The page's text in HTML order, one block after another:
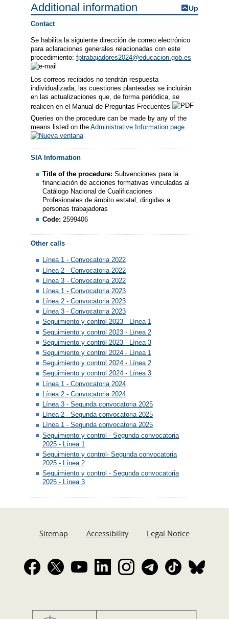
Additional information Up
Contact
Se habilita la siguiente dirección de correo electrónico
para aclaraciones generales relacionadas con este
procedimiento: fptrabajadores2024@educacion.gob.es
Los correos recibidos no tendrán respuesta
individualizada, las cuestiones planteadas se incluirán
en las actualizaciones que, de forma periódica, se
realicen en el Manual de Preguntas Frecuentes
Queries on the procedure can be made by any of the
means listed on the Administrative Information page
SIA Information
Title of the procedure:Subvenciones para la
financiación de acciones formativas vinculadas al
Catálogo Nacional de Cualificaciones
Profesionales de ámbito estatal, dirigidas a
personas trabajadoras
Code: 2599406
Other calls
Línea 1 - Convocatoria 2022
Línea 2 - Convocatoria 2022
Línea 3 - Convocatoria 2022
Línea 1 - Convocatoria 2023
Línea 2 - Convocatoria 2023
Línea 3 - Convocatoria 2023
Seguimiento y control 2023 - Línea 1
Seguimiento y control 2023 - Línea 2
Seguimiento y control 2023 - Línea 3
Seguimiento y control 2024 - Línea 1
Seguimiento y control 2024 - Línea 2
Seguimiento y control 2024 - Línea 3
Línea 1 - Convocatoria 2024
Línea 2 - Convocatoria 2024
Línea 3 - Segunda convocatoria 2025
Línea 2 - Segunda convocatoria 2025
Línea 1 - Segunda convocatoria 2025
Seguimiento y control - Segunda convocatoria
2025 - Línea 1
Seguimiento y control- Segunda convocatoria
2025 - Línea 2
Seguimiento y control - Segunda convocatoria
2025 - Línea 3
Sitemap Accessibility Legal Notice